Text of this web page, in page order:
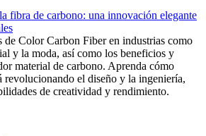
fibra de carbono: una innovación elegante
de Color Carbon Fiber en industrias como
y la moda, así como los beneficios y
material de carbono. Aprenda cómo
revolucionando el diseño y la ingeniería,
de creatividad y rendimiento.